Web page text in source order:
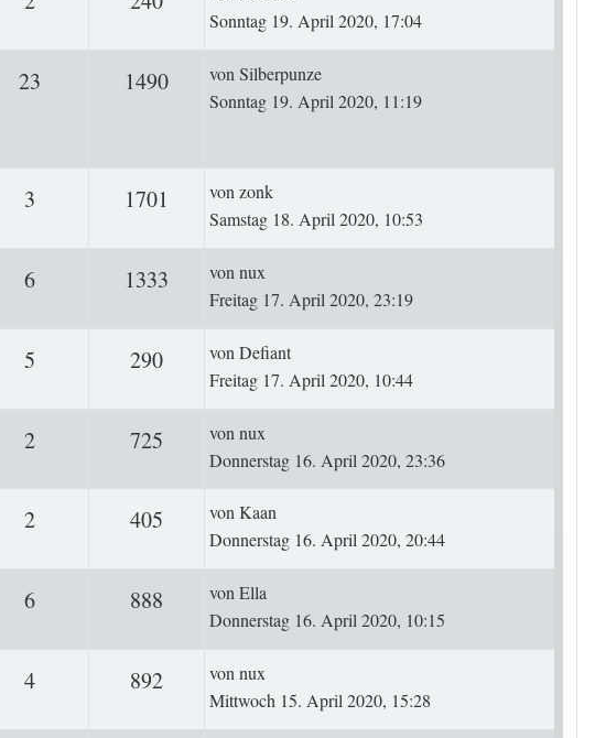
Sonntag 19. April 2020, 17:04
23 Antworten1490ZugriffeLetzter Beitrag
vonSilberpunze
Sonntag 19. April 2020, 11:19
3 Antworten1701 ZugriffeLetzter Beitrag
vonzonk
Samstag 18. April 2020, 10:53
6Antworten1333 ZugriffeLetzter Beitrag
vonnux
Freitag 17. April 2020, 23:19
5 290ZugriffeLetzter Beitrag
vonDefiant
Freitag 17. April 2020, 10:44
2Antworten 725 ZugriffeLetzter Beitrag
vonnux
Donnerstag 16. April 2020, 23:36
2Antworten 405 ZugriffeLetzter Beitrag
vonKaan
Donnerstag 16. April 2020, 20:44
6Antworten 888 ZugriffeLetzter Beitrag
vonElla
Donnerstag 16. April 2020, 10:15
4Antworten 892ZugriffeLetzter Beitrag
vonnux
Mittwoch 15. April 2020, 15:28